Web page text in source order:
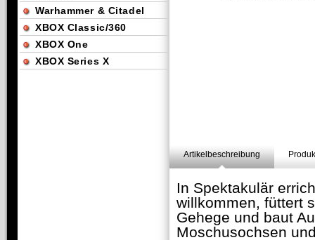
Artikelbeschreibung
In Spektakulär
willkommen, füttert
Gehege und baut
Moschusochsen
Warhammer & Citadel
XBOX Classic/360
XBOX One
XBOX Series X